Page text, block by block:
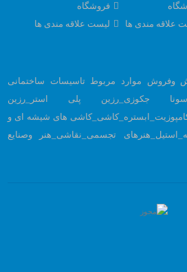
علاقه مندی ها
فروشگاه
لیست علاقه مندی ها
موارد مربوط تاسیسات ساختمانی
جکوزی_رزین پلی استر_رزین
های شیشه ای و
تجسمی_نقاشی_هنر وصنایع